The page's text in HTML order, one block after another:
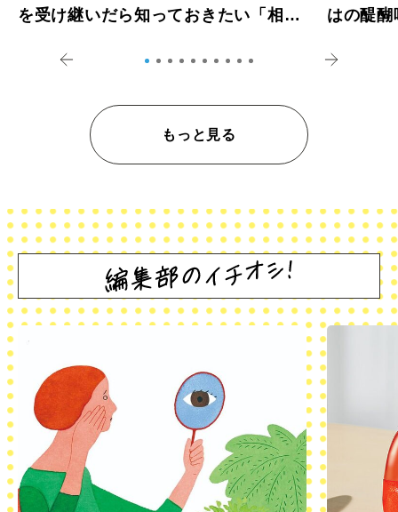
を受け継いだら知っておきたい「相続
はの醍
もっと見る